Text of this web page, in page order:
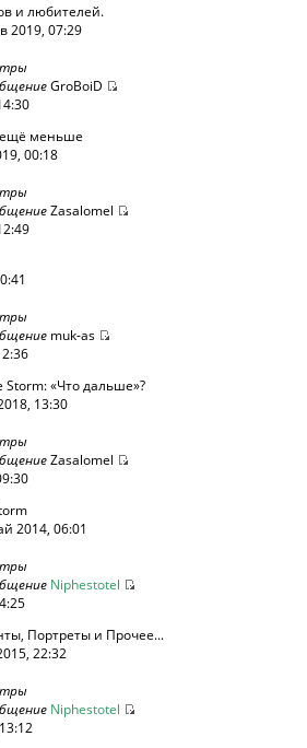
и любителей.
2019, 07:29
GroBoiD
ещё меньше
00:18
Zasalomel
muk-as
«Что дальше»?
13:30
Zasalomel
2014, 06:01
Niphestotel
Портреты и Прочее...
22:32
Niphestotel